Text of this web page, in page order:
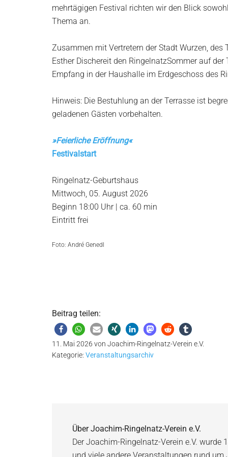
mehrtägigen Festival richten wir den Blick
Thema an.
Zusammen mit Vertretern der Stadt Wurzen,
Esther Dischereit den RingelnatzSommer auf
Empfang in der Haushalle im Erdgeschoss des
Hinweis: Die Bestuhlung an der Terrasse ist
geladenen Gästen vorbehalten.
»Feierliche Eröffnung«
Festivalstart
Ringelnatz-Geburtshaus
Mittwoch, 05. August 2026
Beginn 18:00 Uhr | ca. 60 min
Eintritt frei
Foto: André Genedl
Beitrag teilen:
11. Mai 2026 von Joachim-Ringelnatz-Verein e.V.
Kategorie: Veranstaltungsarchiv
ÜberJoachim-Ringelnatz-Verein e.V.
Der Joachim-Ringelnatz-Verein e.V. wurde
und viele andere Veranstaltungen rund